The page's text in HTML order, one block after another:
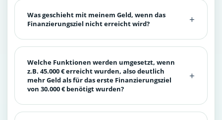
Was geschieht mit meinem Geld, wenn das
Finanzierungsziel nicht erreicht wird?
Welche Funktionen werden umgesetzt, wenn
z.B. 45.000 € erreicht wurden, also deutlich
mehr Geld als für das erste Finanzierungsziel
von 30.000 € benötigt wurden?